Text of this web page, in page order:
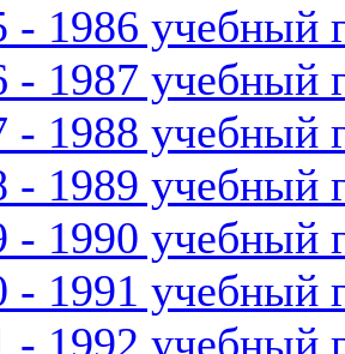
- 1986 учебный
- 1987 учебный
- 1988 учебный
- 1989 учебный
- 1990 учебный
- 1991 учебный
- 1992 учебный